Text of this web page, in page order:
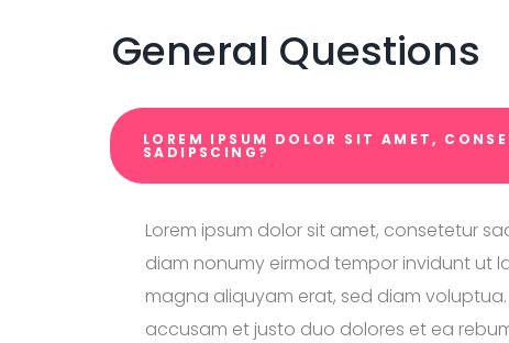
General Questions
LOREM IPSUM DOLOR SIT AMET,
SADIPSCING?
Lorem ipsum dolor sit amet, consetetur
diam nonumy eirmod tempor invidunt ut
magna aliquyam erat, sed diam
accusam et justo duo dolores et ea